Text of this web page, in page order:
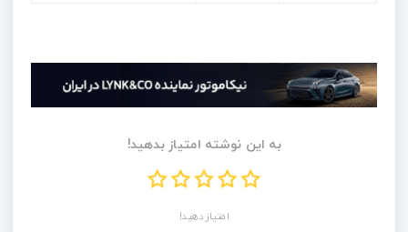
به این نوشته امتیاز بدهید!
امتیاز دهید!